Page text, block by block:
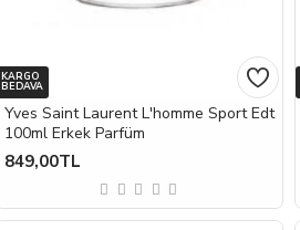
KARGO
BEDAVA
Yves Saint Laurent L'homme Sport Edt
100ml Erkek Parfüm
849,00TL